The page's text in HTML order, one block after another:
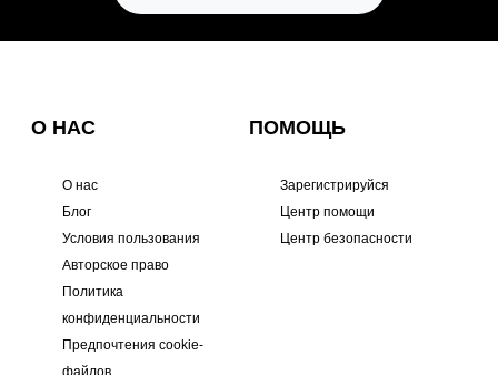
О НАС
О нас
Блог
Условия пользования
Авторское право
Политика
конфиденциальности
Предпочтения cookie-
файлов
ПОМОЩЬ
Зарегистрируйся
Центр помощи
Центр безопасности